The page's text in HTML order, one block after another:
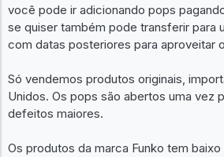
você pode ir adicionando pops
se quiser também pode transferir para
com datas posteriores para aproveitar
Só vendemos produtos originais,
Unidos. Os pops são abertos uma vez
defeitos maiores.
Os produtos da marca Funko tem